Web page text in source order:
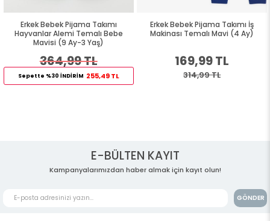
Erkek Bebek Pijama Takımı
Hayvanlar Alemi Temalı Bebe
Mavisi (9 Ay-3 Yaş)
364,99 TL
Sepette %30 İNDİRİM 255,49 TL
Erkek Bebek Pijama Takımı İş
Makinası Temalı Mavi (4 Ay)
169,99 TL
314,99 TL
E-BÜLTEN KAYIT
Kampanyalarımızdan haber almak için kayıt olun!
GÖNDER